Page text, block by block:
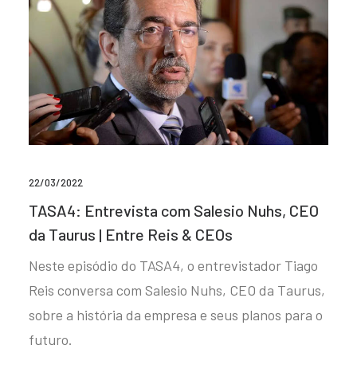
22/03/2022
TASA4: Entrevista com Salesio Nuhs, CEO
da Taurus | Entre Reis & CEOs
Neste episódio do TASA4, o entrevistador Tiago
Reis conversa com Salesio Nuhs, CEO da Taurus,
sobre a história da empresa e seus planos para o
futuro.